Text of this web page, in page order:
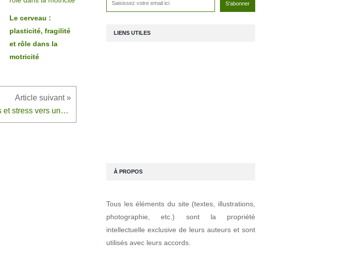
Le cerveau :
plasticité, fragilité
et rôle dans la
motricité
Comportements et stress vers une vision intégrée de l'organisme
LIENS UTILES
À PROPOS
Tous les éléments du site (textes, illustrations,
photographie, etc.) sont la propriété
intellectuelle exclusive de leurs auteurs et sont
utilisés avec leurs accords.